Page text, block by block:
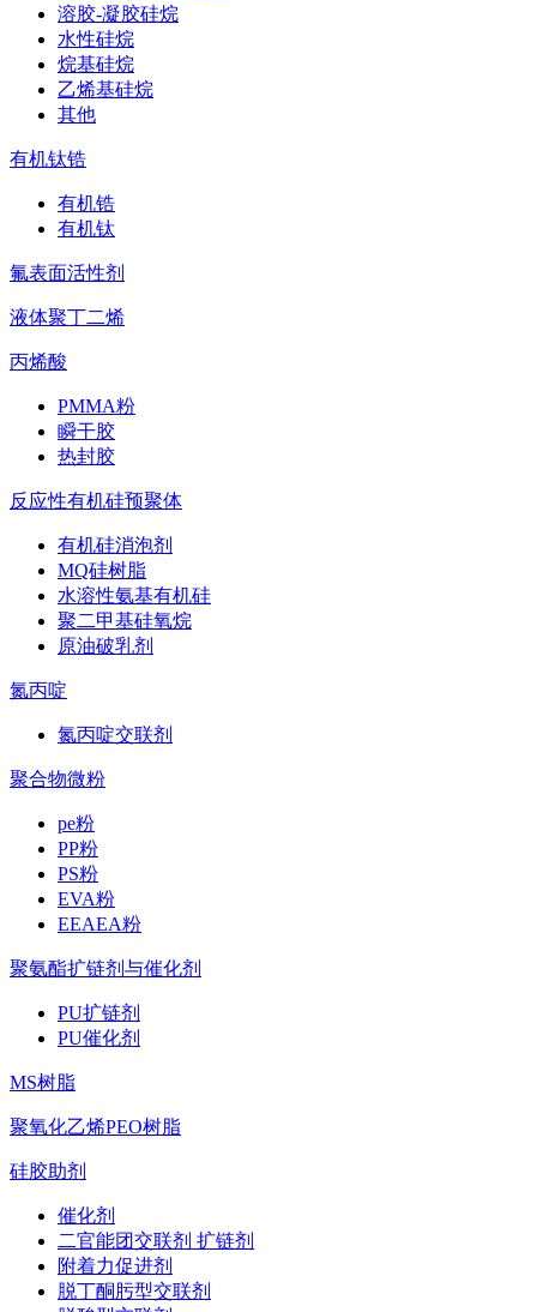
溶胶-凝胶硅烷
水性硅烷
烷基硅烷
乙烯基硅烷
其他
有机钛锆
有机锆
有机钛
氟表面活性剂
液体聚丁二烯
丙烯酸
PMMA粉
瞬干胶
热封胶
反应性有机硅预聚体
有机硅消泡剂
MQ硅树脂
水溶性氨基有机硅
聚二甲基硅氧烷
原油破乳剂
氮丙啶
氮丙啶交联剂
聚合物微粉
pe粉
PP粉
PS粉
EVA粉
EEAEA粉
聚氨酯扩链剂与催化剂
PU扩链剂
PU催化剂
MS树脂
聚氧化乙烯PEO树脂
硅胶助剂
催化剂
二官能团交联剂 扩链剂
附着力促进剂
脱丁酮肟型交联剂